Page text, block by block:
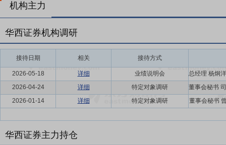
机构主力
华西证券机构调研
接待日期 相关 接待方式
2026-05-18 详细
业绩说明会
2026-04-24
详细
特定对象调研
2026-01-14
详细 特定对象调研 董事会秘书
华西证券主力持仓